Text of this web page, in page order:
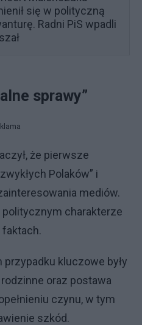
się w polityczną
Radni PiS wpadli
sprawy”
że pierwsze
Polaków” i
mediów.
politycznym charakterze
przypadku kluczowe były
oraz postawa
czynu, w tym
szkód.